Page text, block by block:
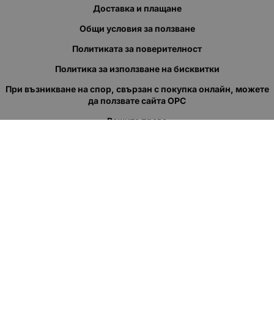
Доставка и плащане
Общи условия за ползване
Политиката за поверителност
Политика за използване на бисквитки
При възникване на спор, свързан с покупка онлайн, можете
да ползвате сайта ОРС
Вашите права